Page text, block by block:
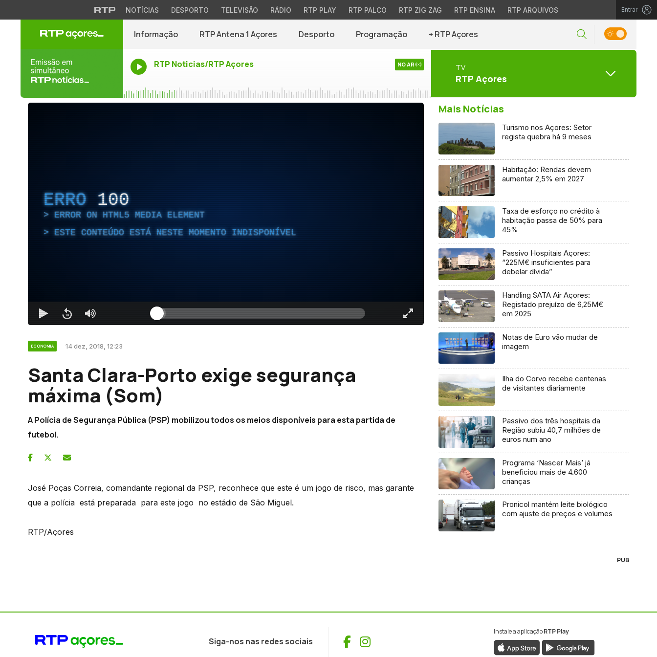
NOTÍCIAS DESPORTO TELEVISÃO RÁDIO RTP PLAY RTP PALCO RTP ZIG ZAG RTP ENSINA RTP ARQUIVOS Entrar
Informação RTP Antena 1 Açores Desporto Programação + RTP Açores
RTP Noticias/RTP Açores NO AR TV
RTP Açores
ERRO 100
ERROR ON HTML5 MEDIA ELEMENT
ESTE CONTEÚDO ESTÁ NESTE MOMENTO INDISPONÍVEL
ECONOMIA 14 dez, 2018, 12:23
Santa Clara-Porto exige segurança
máxima (Som)
A Polícia de Segurança Pública (PSP) mobilizou todos os meios disponíveis para esta partida de
futebol.
José Poças Correia, comandante regional da PSP, reconhece que este é um jogo de risco, mas garante
que a polícia está preparada para este jogo no estádio de São Miguel.
RTP/Açores
Mais Notícias
Turismo nos Açores: Setor
regista quebra há 9 meses
Habitação: Rendas devem
aumentar 2,5% em 2027
Taxa de esforço no crédito à
habitação passa de 50% para
45%
Passivo Hospitais Açores:
“225M€ insuficientes para
debelar dívida”
Handling SATA Air Açores:
Registado prejuízo de 6,25M€
em 2025
Notas de Euro vão mudar de
imagem
Ilha do Corvo recebe centenas
de visitantes diariamente
Passivo dos três hospitais da
Região subiu 40,7 milhões de
euros num ano
Programa ‘Nascer Mais’ já
beneficiou mais de 4.600
crianças
Pronicol mantém leite biológico
com ajuste de preços e volumes
PUB
Siga-nos nas redes sociais Facebook
Instagram
Instale a aplicaçãoRTP Play